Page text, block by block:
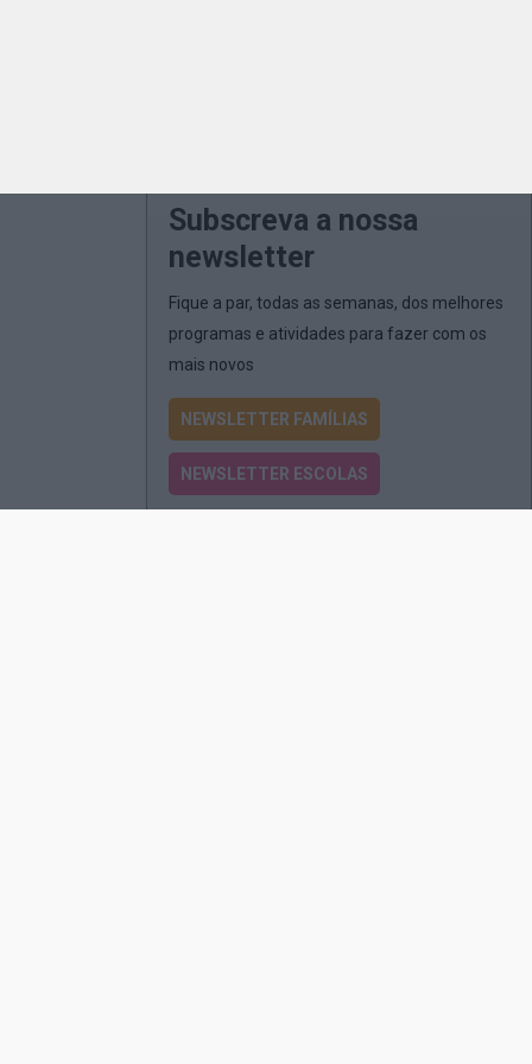
Subscreva a nossa
newsletter
Fique a par, todas as semanas, dos melhores
programas e atividades para fazer com os
mais novos
NEWSLETTER FAMÍLIAS
NEWSLETTER ESCOLAS